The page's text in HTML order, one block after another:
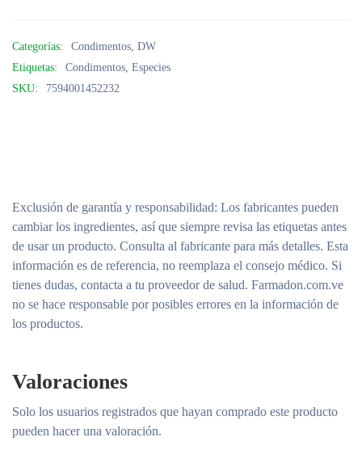
Categorías: Condimentos, DW
Etiquetas:
Condimentos, Especies
SKU:
7594001452232
Exclusión de garantía y responsabilidad: Los fabricantes pueden
cambiar los ingredientes, así que siempre revisa las etiquetas antes
de usar un producto. Consulta al fabricante para más detalles. Esta
información es de referencia, no reemplaza el consejo médico. Si
tienes dudas, contacta a tu proveedor de salud. Farmadon.com.ve
no se hace responsable por posibles errores en la información de
los productos.
Valoraciones
Solo los usuarios registrados que hayan comprado este producto
pueden hacer una valoración.